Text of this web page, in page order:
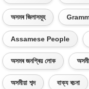
অসমৰ জিলাসমূহ
Assamese People
অসমৰ জনপ্ৰিয় লোক
অসমীয়া শব্দ বাক্য ৰচনা